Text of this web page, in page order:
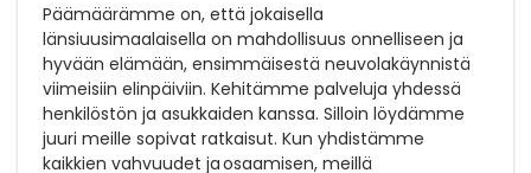
Päämäärämme on, että jokaisella
länsiuusimaalaisella on mahdollisuus onnelliseen ja
hyvään elämään, ensimmäisestä neuvolakäynnistä
viimeisiin elinpäiviin. Kehitämme palveluja yhdessä
henkilöstön ja asukkaiden kanssa. Silloin löydämme
juuri meille sopivat ratkaisut. Kun yhdistämme
kaikkien vahvuudet ja osaamisen, meillä